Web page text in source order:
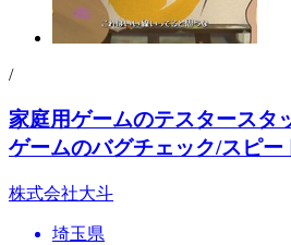
/
家庭用ゲームのテスタースタ
ゲームのバグチェック/スピー
株式会社大斗
埼玉県